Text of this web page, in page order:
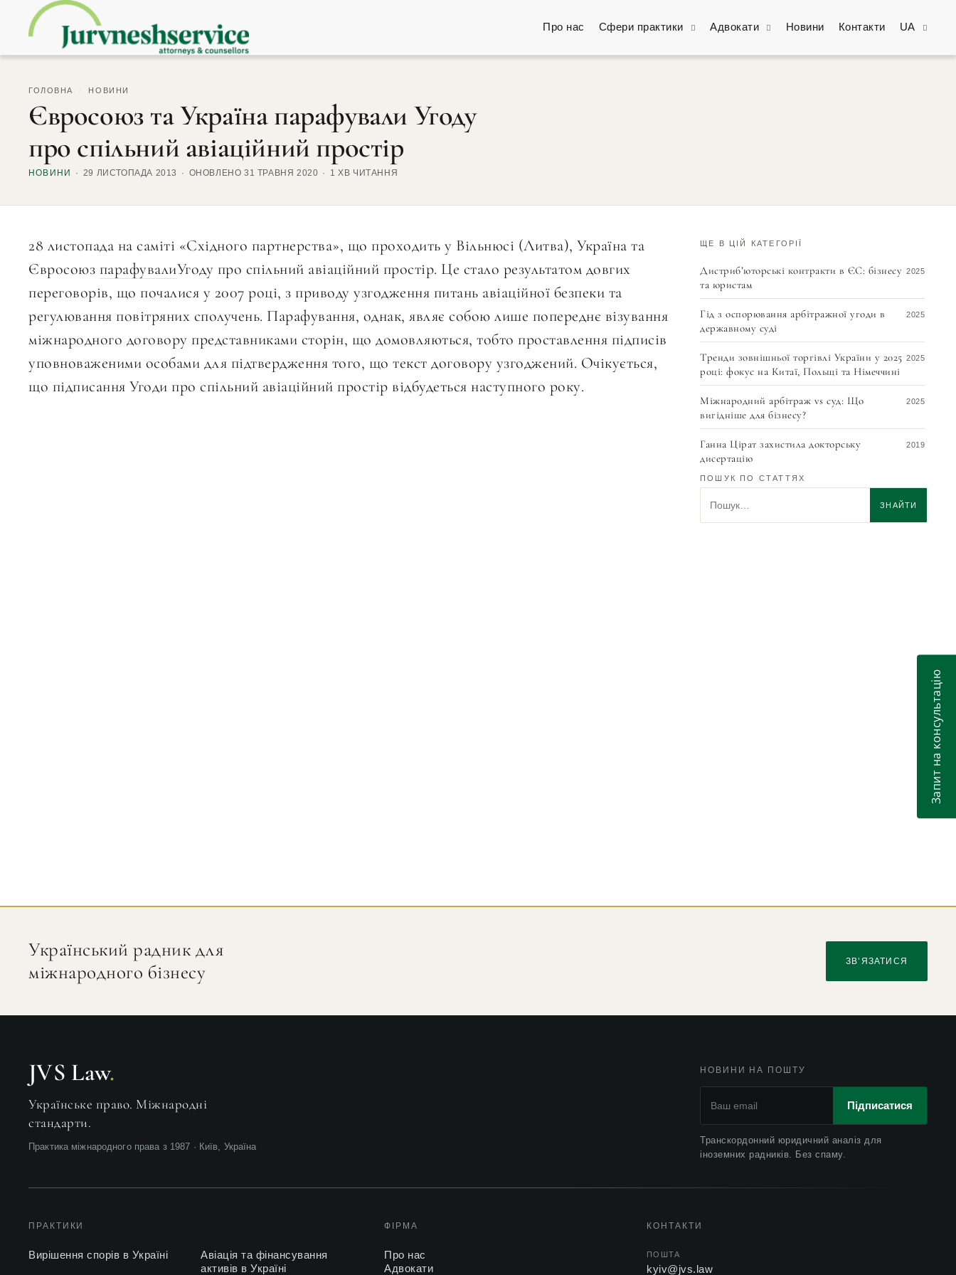
Про нас Сфери практики Адвокати Новини Контакти UA
ГОЛОВНА НОВИНИ
Євросоюз та Україна парафували Угоду
про спільний авіаційний простір
НОВИНИ 29 ЛИСТОПАДА 2013 ОНОВЛЕНО 31 ТРАВНЯ 2020 1 ХВ ЧИТАННЯ
28 листопада на саміті «Східного партнерства», що проходить у Вільнюсі (Литва), Україна та
Євросоюз парафувалиУгоду про спільний авіаційний простір. Це стало результатом довгих
переговорів, що почалися у 2007 році, з приводу узгодження питань авіаційної безпеки та
регулювання повітряних сполучень. Парафування, однак, являє собою лише попереднє візування
міжнародного договору представниками сторін, що домовляються, тобто проставлення підписів
уповноваженими особами для підтвердження того, що текст договору узгоджений. Очікується,
що підписання Угоди про спільний авіаційний простір відбудеться наступного року.
ЩЕ В ЦІЙ КАТЕГОРІЇ
Дистриб’юторські контракти в ЄС: бізнесу
та юристам
2025
Гід з оспорювання арбітражної угоди в
державному суді
2025
Тренди зовнішньої торгівлі України у 2025
році: фокус на Китаї, Польщі та Німеччині
2025
Міжнародний арбітраж vs суд: Що
вигідніше для бізнесу?
2025
Ганна Цірат захистила докторську
дисертацію
2019
Геннадій Цірат – кращий юрист практики
«Арбітраж та медіація» в Україні, Best
2019
2014
ПОШУК ПО СТАТТЯХ
ЗНАЙТИ
Український радник для
міжнародного бізнесу
ЗВ’ЯЗАТИСЯ
JVS Law.
Українське право. Міжнародні
стандарти.
Практика міжнародного права з 1987 · Київ, Україна
НОВИНИ НА ПОШТУ
Підписатися
Транскордонний юридичний аналіз для
іноземних радників. Без спаму.
ПРАКТИКИ
Вирішення спорів в Україні
Авіація та фінансування
активів в Україні
ФІРМА
Про нас
Адвокати
КОНТАКТИ
ПОШТА
kyiv@jvs.law
Запит на консультацію